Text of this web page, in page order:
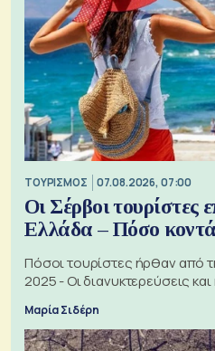
ΤΟΥΡΙΣΜΟΣ 07.08.2026, 07:00
Οι Σέρβοι τουρίστες
Ελλάδα – Πόσο κοντά
Πόσοι τουρίστες ήρθαν από
2025 - Οι διανυκτερεύσεις
Μαρία Σιδέρη